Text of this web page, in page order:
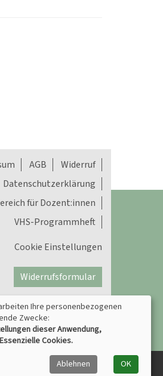
AGB
Widerruf
Datenschutzerklärung
für Dozent:innen
VHS-Programmheft
Cookie Einstellungen
Widerrufsformular
Ihre personenbezogenen
Zwecke:
dieser Anwendung,
Cookies.
Ablehnen OK